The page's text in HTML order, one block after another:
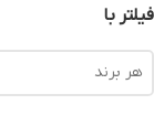
فیلتر با
هر برند